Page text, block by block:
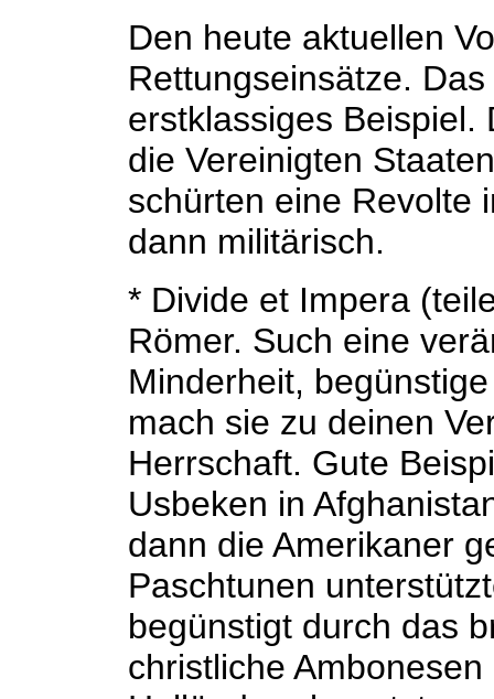
Den heute aktuellen
Rettungseinsätze.
erstklassiges Beispiel.
die Vereinigten
schürten eine Revolte
dann militärisch.
* Divide et Impera
Römer. Such eine
Minderheit,
mach sie zu deinen
Herrschaft. Gute
Usbeken in
dann die Amerikaner
Paschtunen
begünstigt durch das
christliche